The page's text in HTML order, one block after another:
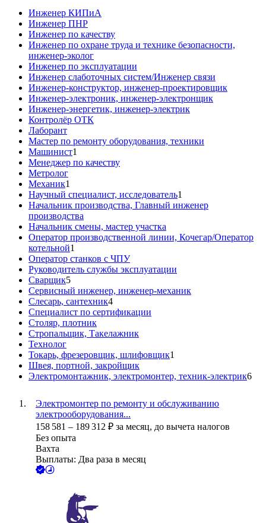
Инженер КИПиА
Инженер ПНР
Инженер по качеству
Инженер по охране труда и технике безопасности,
инженер-эколог
Инженер по эксплуатации
Инженер слаботочных систем/Инженер связи
Инженер-конструктор, инженер-проектировщик
Инженер-электроник, инженер-электронщик
Инженер-энергетик, инженер-электрик
Контролёр ОТК
Лаборант
Мастер по ремонту оборудования, техники
Машинист1
Менеджер по качеству
Метролог
Механик1
Научный специалист, исследователь1
Начальник производства, Главный инженер
производства
Начальник смены, мастер участка
Оператор производственной линии, Кочегар/Оператор
котельной1
Оператор станков с ЧПУ
Руководитель службы эксплуатации
Сварщик5
Сервисный инженер, инженер-механик
Слесарь, сантехник4
Специалист по сертификации
Столяр, плотник
Стропальщик, Такелажник
Технолог
Токарь, фрезеровщик, шлифовщик1
Швея, портной, закройщик
Электромонтажник, электромонтер, техник-электрик6
Электромонтер по ремонту и обслуживанию
электрооборудования...
158 581 – 189 312 ₽ за месяц, до вычета налогов
Без опыта
Вахта
Выплаты: Два раза в месяц